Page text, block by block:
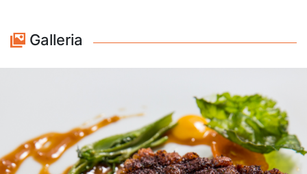
piatti di Glass Hostaria. Il ristorante si trova a pochi
passi dalla Basilica di Santa Maria in Trastevere.
Galleria